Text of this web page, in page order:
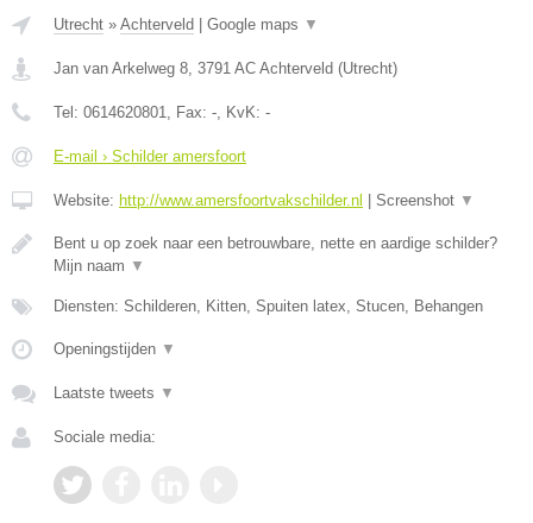
Utrecht » Achterveld Google maps ▼
Jan van Arkelweg 8, 3791 AC Achterveld (Utrecht)
Tel: 0614620801, Fax: -, KvK: -
E-mail › Schilder amersfoort
Website: http://www.amersfoortvakschilder.nl Screenshot ▼
Bent u op zoek naar een betrouwbare, nette en aardige schilder?
Mijn naam ▼
Diensten: Schilderen, Kitten, Spuiten latex, Stucen, Behangen
Openingstijden ▼
Laatste tweets ▼
Sociale media: